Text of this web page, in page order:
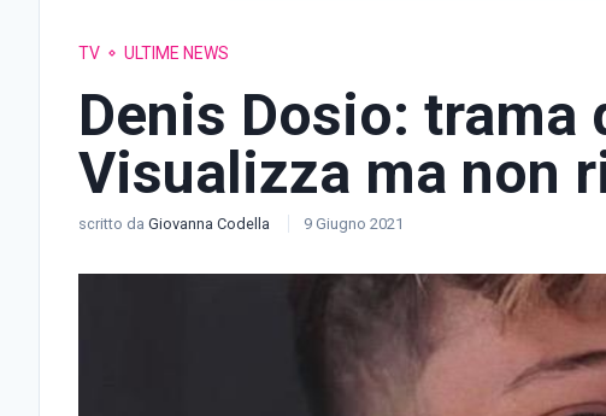
TV ULTIME NEWS
Denis Dosio: trama
Visualizza ma non
scritto da Giovanna Codella 9 Giugno 2021